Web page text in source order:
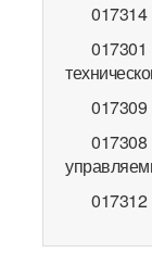
017308